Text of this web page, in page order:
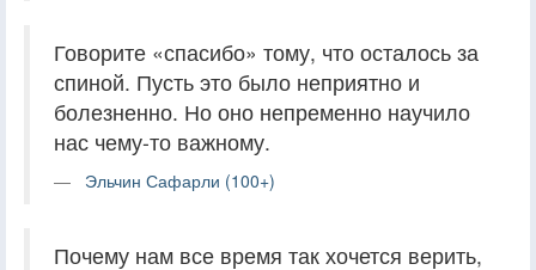
Говорите «спасибо» тому, что осталось за
спиной. Пусть это было неприятно и
болезненно. Но оно непременно научило
нас чему-то важному.
Эльчин Сафарли (100+)
Почему нам все время так хочется верить,